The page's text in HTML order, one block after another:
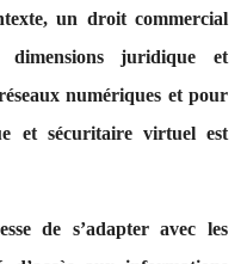
un droit commercial
juridique et
numériques et pour
et sécuritaire virtuel est
de s’adapter avec les